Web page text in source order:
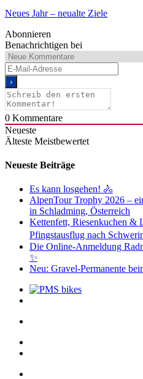
Neues Jahr – neualte Ziele
Abonnieren
Benachrichtigen bei
0 Kommentare
Neueste
Älteste Meistbewertet
Neueste Beiträge
Es kann losgehen! 🚴
AlpenTour Trophy 2026 –
in Schladming, Österreich
Kettenfett, Riesenkuchen &
Pfingstausflug nach
Die Online-Anmeldung
✨
Neu: Gravel-Permanente